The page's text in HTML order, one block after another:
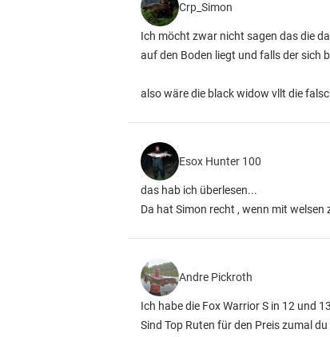
Crp_Simon
Ich möcht zwar nicht sagen das die
auf den Boden liegt und falls der sich
also wäre die black widow vllt die
Esox Hunter 100
das hab ich überlesen...
Da hat Simon recht , wenn mit
Andre Pickroth
Ich habe die Fox Warrior S in 12 und
Sind Top Ruten für den Preis zumal